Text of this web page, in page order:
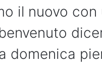
il nuovo con
domenica